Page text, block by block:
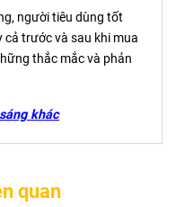
người tiêu dùng tốt
cả trước và sau khi mua
thắc mắc và phản
khác
quan